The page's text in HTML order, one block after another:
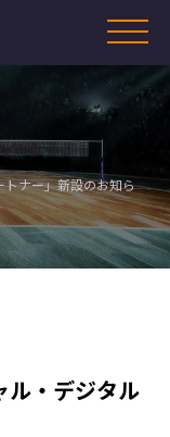
ナー」新設のお知ら
ル・デジタル